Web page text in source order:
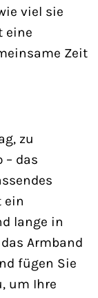
viel sie
eine
Zeit
zu
– das
ein
lange in
Armband
fügen Sie
um Ihre